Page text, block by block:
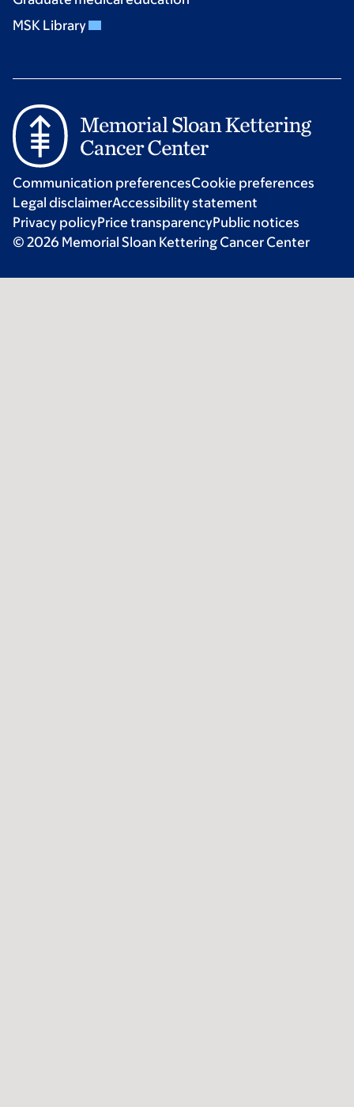
MSK Library
Communication preferencesCookie preferences
Legal disclaimerAccessibility statement
Privacy policyPrice transparencyPublic notices
© 2026 Memorial Sloan Kettering Cancer Center